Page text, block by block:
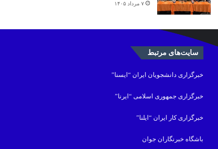
۷ مرداد ۱۴۰۵
سایت‌های مرتبط
خبرگزاری دانشجویان ایران “ایسنا”
خبرگزاری جمهوری اسلامی “ایرنا”
خبرگزاری کار ایران “ایلنا”
باشگاه خبرنگاران جوان